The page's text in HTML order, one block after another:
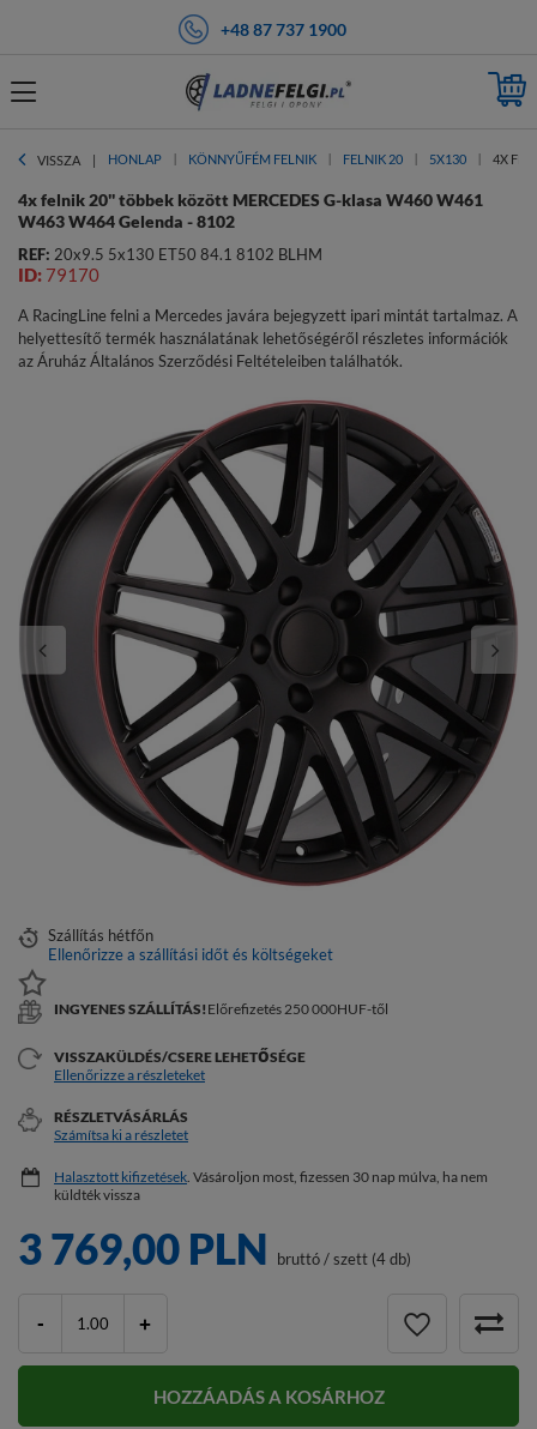
+48 87 737 1900
VISSZA HONLAP KÖNNYŰFÉM FELNIK FELNIK 20 5X130 4X
4x felnik 20'' többek között MERCEDES G-klasa W460 W461
W463 W464 Gelenda - 8102
REF: 20x9.5 5x130 ET50 84.1 8102 BLHM
ID: 79170
A RacingLine felni a Mercedes javára bejegyzett ipari mintát tartalmaz. A
helyettesítő termék használatának lehetőségéről részletes információk
az Áruház Általános Szerződési Feltételeiben találhatók.
3 769,00 PLN bruttó/szett (4 db)
- +
HOZZÁADÁS A KOSÁRHOZ
Szállítás hétfőn
Ellenőrizze a szállítási időt és költségeket
INGYENES SZÁLLÍTÁS! Előrefizetés 250 000HUF-től
VISSZAKÜLDÉS/CSERE LEHETŐSÉGE
Ellenőrizze a részleteket
RÉSZLETVÁSÁRLÁS
Számítsa ki a részletet
Halasztott kifizetések. Vásároljon most, fizessen 30 nap múlva, ha nem
küldték vissza